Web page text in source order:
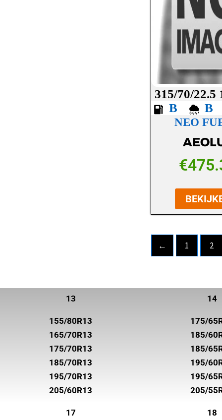
SUNNY
SUPERIA TIRES
SYRON
TOYO
TRELLEBORG
315/70/22.5
B
B
NEO
€
← 1 2
13
155/80R13
165/70R13
175/70R13
185/70R13
195/70R13
205/60R13
14
175/
185/
185/
195/
195/
205/
17 18